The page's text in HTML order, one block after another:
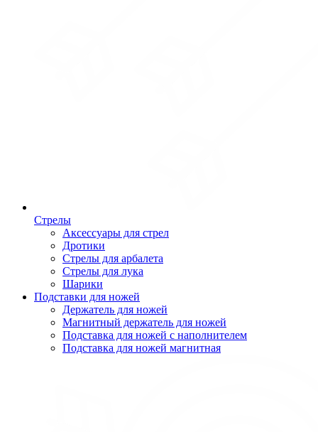
Стрелы
Аксессуары для стрел
Дротики
Стрелы для арбалета
Стрелы для лука
Шарики
Подставки для ножей
Держатель для ножей
Магнитный держатель для ножей
Подставка для ножей с наполнителем
Подставка для ножей магнитная